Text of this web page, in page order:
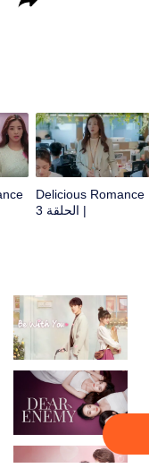
Delicious Romance
| الحلقة 3